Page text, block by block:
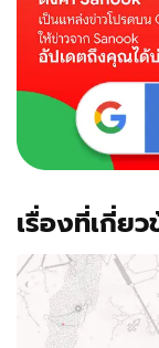
เรื่องที่เกี่ย